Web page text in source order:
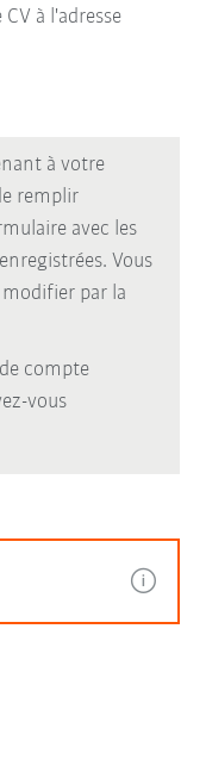
à l'adresse
à votre
remplir
avec les
Vous
modifier par la
compte
vous